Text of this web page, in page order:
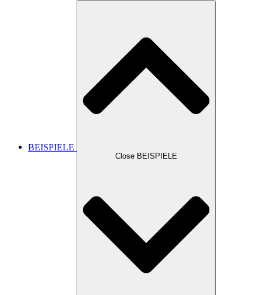
BEISPIELE
Close BEISPIELE